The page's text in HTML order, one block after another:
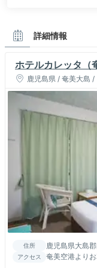
詳細情報
ホテルカレッタ（
鹿児島県 / 奄美大島
住所 鹿児島県大島
アクセス
奄美空港より